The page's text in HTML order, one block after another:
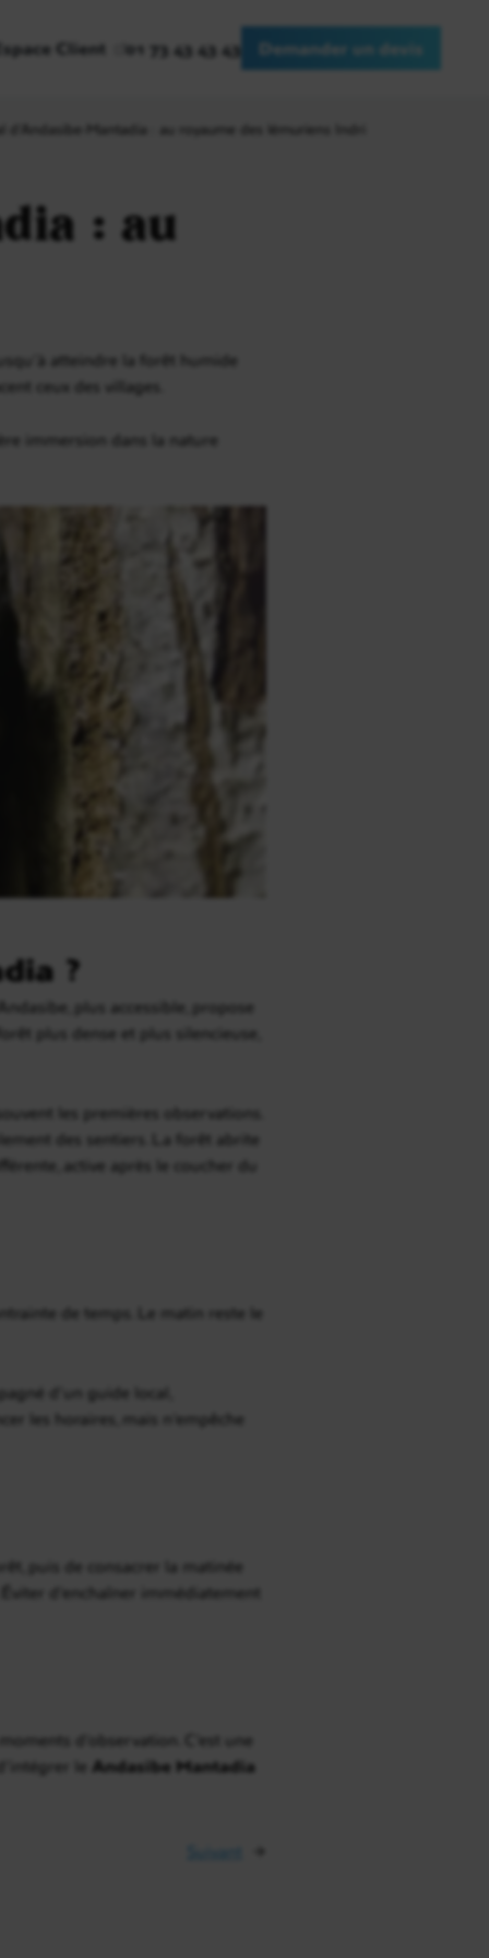
Client 01 73 43 43 43 Demander un devis
d’Andasibe-Mantadia : au royaume des lémuriens Indri
: au
atteindre la forêt humide
ceux des villages.
immersion dans la nature
?
plus accessible, propose
plus dense et plus silencieuse,
les premières observations.
des sentiers. La forêt abrite
active après le coucher du
de temps. Le matin reste le
d’un guide local,
les horaires, mais n’empêche
puis de consacrer la matinée
d’enchaîner immédiatement
d’observation. C’est une
le Andasibe Mantadia
Suivant →